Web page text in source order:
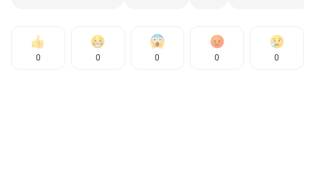
0 0 0 0 0